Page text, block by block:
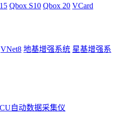
Qbox S10 Qbox 20 VCard
VNet8 地基增强系统 星基增强系
自动数据采集仪